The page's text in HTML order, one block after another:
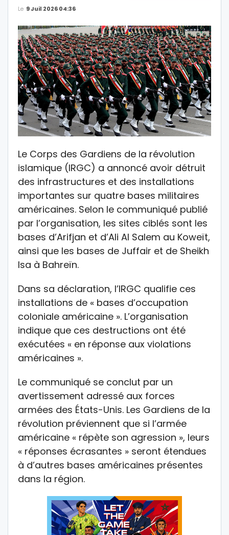
Le 9 Juil 2026 04:36
Le Corps des Gardiens de la révolution
islamique (IRGC) a annoncé avoir détruit
des infrastructures et des installations
importantes sur quatre bases militaires
américaines. Selon le communiqué publié
par l’organisation, les sites ciblés sont les
bases d’Arifjan et d’Ali Al Salem au Koweït,
ainsi que les bases de Juffair et de Sheikh
Isa à Bahreïn.
Dans sa déclaration, l’IRGC qualifie ces
installations de « bases d’occupation
coloniale américaine ». L’organisation
indique que ces destructions ont été
exécutées « en réponse aux violations
américaines ».
Le communiqué se conclut par un
avertissement adressé aux forces
armées des États-Unis. Les Gardiens de la
révolution préviennent que si l’armée
américaine « répète son agression », leurs
« réponses écrasantes » seront étendues
à d’autres bases américaines présentes
dans la région.